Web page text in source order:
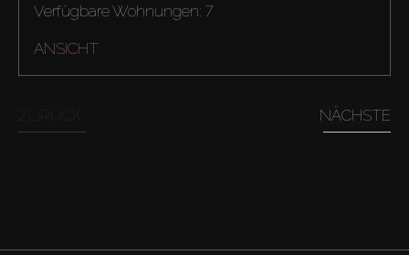
Verfügbare Wohnungen: 7
ANSICHT
NÄCHSTE